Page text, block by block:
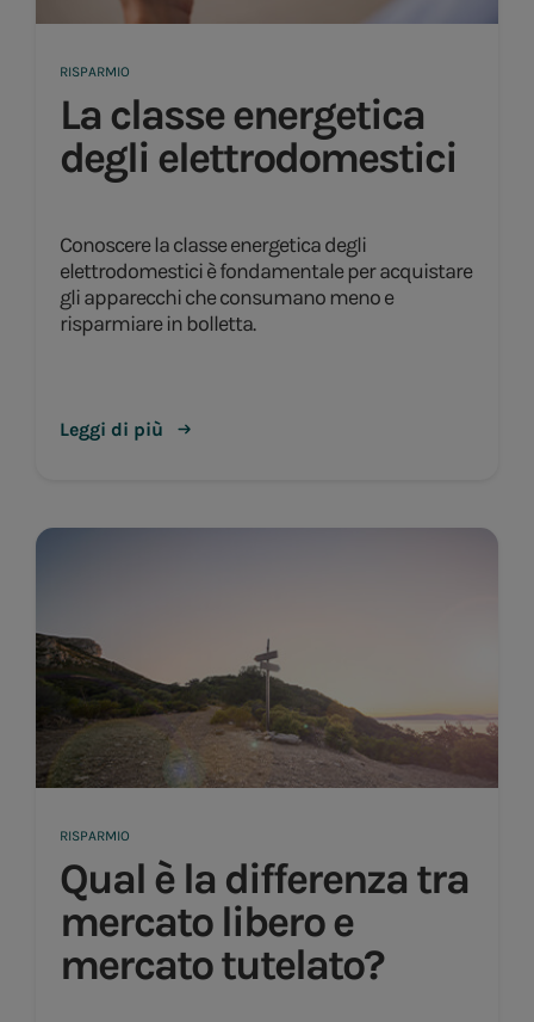
RISPARMIO
La classe energetica
degli elettrodomestici
Conoscere la classe energetica degli
elettrodomestici è fondamentale per acquistare
gli apparecchi che consumano meno e
risparmiare in bolletta.
Leggi di più
RISPARMIO
Qual è la differenza tra
mercato libero e
mercato tutelato?